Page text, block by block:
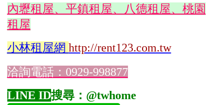
內壢租屋、平鎮租屋、八德租屋、桃園
租屋
小林租屋網 http://rent123.com.tw
洽詢電話：0929-998877
LINE ID搜尋：@twhome